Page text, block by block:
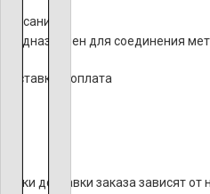
Описание
Предназначен для соединения
Доставка и оплата
Сроки доставки заказа зависят